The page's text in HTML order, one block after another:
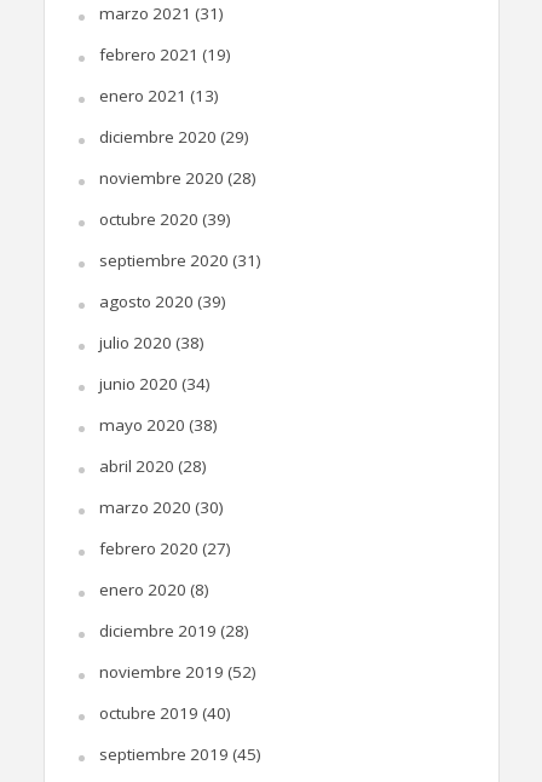
marzo 2021 (31)
febrero 2021 (19)
enero 2021 (13)
diciembre 2020 (29)
noviembre 2020 (28)
octubre 2020 (39)
septiembre 2020 (31)
agosto 2020 (39)
julio 2020 (38)
junio 2020 (34)
mayo 2020 (38)
abril 2020 (28)
marzo 2020 (30)
febrero 2020 (27)
enero 2020 (8)
diciembre 2019 (28)
noviembre 2019 (52)
octubre 2019 (40)
septiembre 2019 (45)